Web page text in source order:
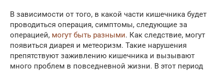
В зависимости от того, в какой части кишечника будет
проводиться операция, симптомы, следующие за
операцией, могут быть разными. Как следствие, могут
появиться диарея и метеоризм. Такие нарушения
препятствуют заживлению кишечника и вызывают
много проблем в повседневной жизни. В этот период